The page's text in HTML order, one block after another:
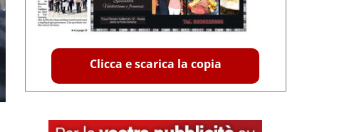
Clicca e scarica la copia